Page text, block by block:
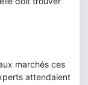
marchés ces
attendaient